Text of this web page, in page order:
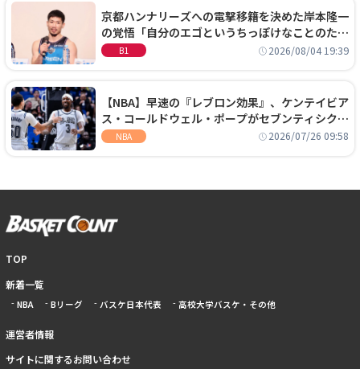
京都ハンナリーズへの電撃移籍を決めた岸本隆一
の覚悟「自分のエゴというちっぽけなことのため
に、京都に来たわけではない」
B1 2026/08/04 19:39
【NBA】早速の『レブロン効果』、ケンテイビア
ス・コールドウェル・ポープがセブンティシクサ
ーズに1年契約で加入
NBA 2026/07/26 09:58
TOP
新着一覧
NBA Bリーグ バスケ日本代表 高校大学バスケ・その他
運営者情報
サイトに関するお問い合わせ